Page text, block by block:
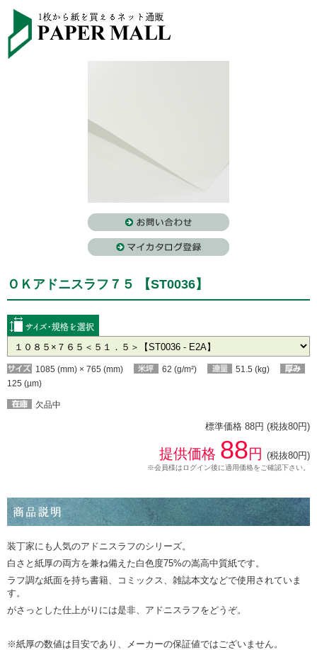
ＯＫアドニスラフ７５ 【ST0036】
1085 (mm) × 765 (mm) 62 (g/m²)
51.5 (kg)
125 (µm)
欠品中
標準価格 88円 (税抜80円)
提供価格 88円 (税抜80円)
※会員様はログイン後に適用価格をご確認下さい。
装丁家にも人気のアドニスラフのシリーズ。
白さと紙厚の両方を兼ね備えた白色度75%の嵩高中質紙です。
ラフ調な紙面を持ち書籍、コミックス、雑誌本文などで使用されていま
す。
がさっとした仕上がりには是非、アドニスラフをどうぞ。
※紙厚の数値は目安であり、メーカーの保証値ではございません。